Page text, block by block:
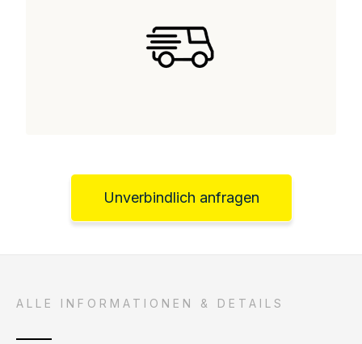
Unverbindlich anfragen
ALLE INFORMATIONEN & DETAILS